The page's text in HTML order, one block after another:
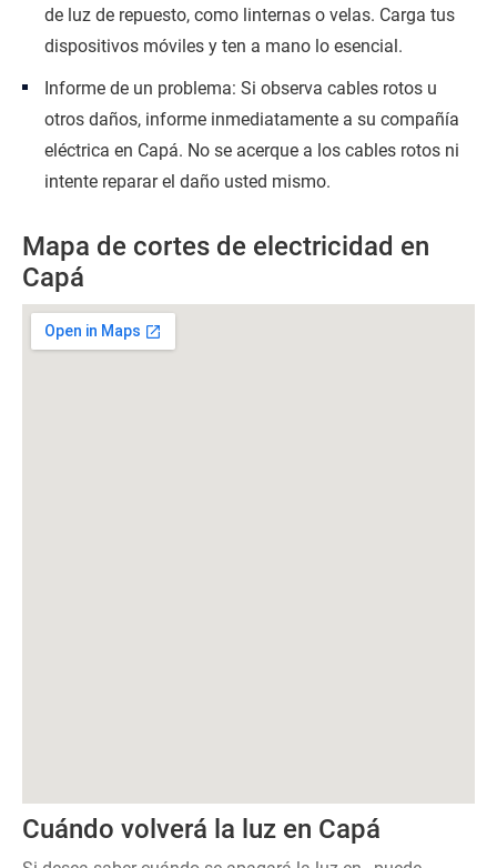
de luz de repuesto, como linternas o velas. Carga tus
dispositivos móviles y ten a mano lo esencial.
Informe de un problema: Si observa cables rotos u
otros daños, informe inmediatamente a su compañía
eléctrica en Capá. No se acerque a los cables rotos ni
intente reparar el daño usted mismo.
Mapa de cortes de electricidad en
Capá
Cuándo volverá la luz en Capá